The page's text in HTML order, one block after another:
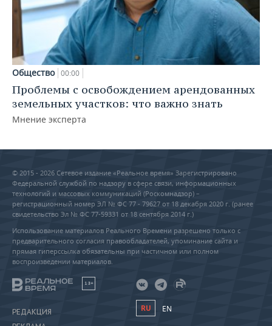
Общество 00:00
Проблемы с освобождением арендованных
земельных участков: что важно знать
Мнение эксперта
© 2015 - 2026 Сетевое издание «Реальное время» Зарегистрировано
Федеральной службой по надзору в сфере связи, информационных
технологий и массовых коммуникаций (Роскомнадзор) –
регистрационный номер ЭЛ № ФС 77 - 79627 от 18 декабря 2020 г. (ранее
свидетельство Эл № ФС 77-59331 от 18 сентября 2014 г.)
Использование материалов Реального Времени разрешено только с
предварительного согласия правообладателей, упоминание сайта и
прямая гиперссылка обязательны при частичном или полном
воспроизведении материалов.
18+
РЕДАКЦИЯ
RU EN